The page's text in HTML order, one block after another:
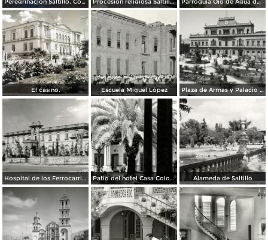
El casino. Escuela Miguel López Plaza de Armas y Palacio de Gobierno
Hospital de los Ferrocarriles Patio del hotel Casa Colonial Alameda de Saltillo